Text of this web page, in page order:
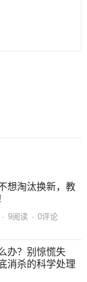
想淘汰换新，教
· 9阅读 · 0评论
办？别惊慌失
消杀的科学处理